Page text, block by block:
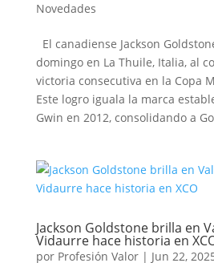
Novedades
El canadiense Jackson
domingo en La Thuile, Italia, al
victoria consecutiva en la Copa
Este logro iguala la marca
Gwin en 2012, consolidando a
Jackson Goldstone brilla en
Vidaurre hace historia en
por Profesión Valor| Jun 22,